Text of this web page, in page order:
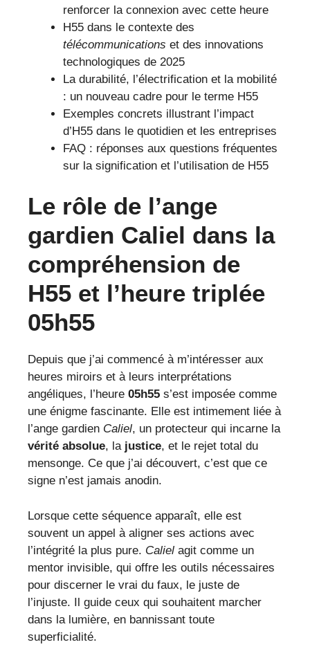
renforcer la connexion avec cette heure
H55 dans le contexte des
télécommunications et des innovations
technologiques de 2025
La durabilité, l’électrification et la mobilité
: un nouveau cadre pour le terme H55
Exemples concrets illustrant l’impact
d’H55 dans le quotidien et les entreprises
FAQ : réponses aux questions fréquentes
sur la signification et l’utilisation de H55
Le rôle de l’ange
gardien Caliel dans la
compréhension de
H55 et l’heure triplée
05h55
Depuis que j’ai commencé à m’intéresser aux
heures miroirs et à leurs interprétations
angéliques, l’heure 05h55 s’est imposée comme
une énigme fascinante. Elle est intimement liée à
l’ange gardien Caliel, un protecteur qui incarne la
vérité absolue, la justice, et le rejet total du
mensonge. Ce que j’ai découvert, c’est que ce
signe n’est jamais anodin.
Lorsque cette séquence apparaît, elle est
souvent un appel à aligner ses actions avec
l’intégrité la plus pure. Caliel agit comme un
mentor invisible, qui offre les outils nécessaires
pour discerner le vrai du faux, le juste de
l’injuste. Il guide ceux qui souhaitent marcher
dans la lumière, en bannissant toute
superficialité.